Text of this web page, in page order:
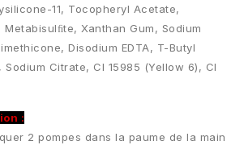
11, Tocopheryl Acetate,
Xanthan Gum, Sodium
Disodium EDTA, T-Butyl
Citrate, CI 15985 (Yellow 6), CI
:
2 pompes dans la paume de la main